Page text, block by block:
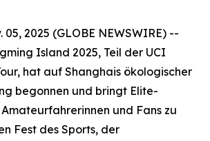
05, 2025 (GLOBE NEWSWIRE) --
Island 2025, Teil der UCI
hat auf Shanghais ökologischer
begonnen und bringt Elite-
und Fans zu
Fest des Sports, der